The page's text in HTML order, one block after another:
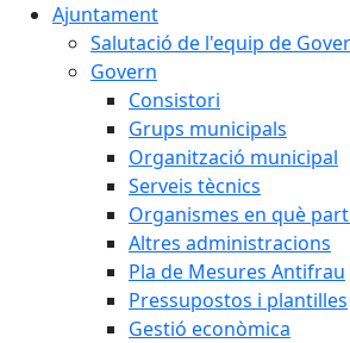
Ajuntament
Salutació de l'equip de
Govern
Consistori
Grups municipals
Organització municipal
Serveis tècnics
Organismes en què
Altres administracions
Pla de Mesures Antifrau
Pressupostos i plantilles
Gestió econòmica